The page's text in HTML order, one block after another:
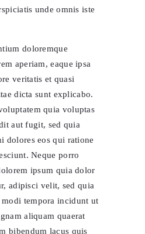
unde omnis iste
doloremque
aperiam, eaque ipsa
veritatis et quasi
dicta sunt explicabo.
quia voluptas
aut fugit, sed quia
dolores eos qui ratione
Neque porro
ipsum quia dolor
adipisci velit, sed quia
tempora incidunt ut
aliquam quaerat
bibendum lacus quis